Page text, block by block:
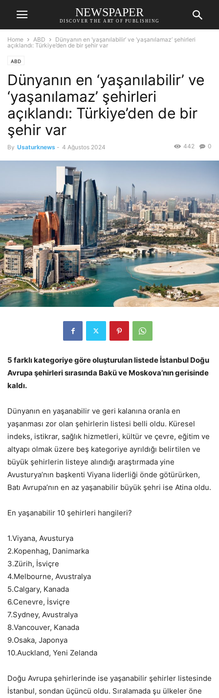
NEWSPAPER
DISCOVER THE ART OF PUBLISHING
Home ABD
Dünyanın en ‘yaşanılabilir’ ve ‘yaşanılamaz’ şehirleri
açıklandı: Türkiye’den de bir şehir var
ABD
Dünyanın en ‘yaşanılabilir’ ve
‘yaşanılamaz’ şehirleri
açıklandı: Türkiye’den de bir
şehir var
By Usaturknews - 4 Ağustos 2024 0
442
5 farklı kategoriye göre oluşturulan listede İstanbul Doğu
Avrupa şehirleri sırasında Bakü ve Moskova’nın gerisinde
kaldı.
Dünyanın en yaşanabilir ve geri kalanına oranla en
yaşanması zor olan şehirlerin listesi belli oldu. Küresel
indeks, istikrar, sağlık hizmetleri, kültür ve çevre, eğitim ve
altyapı olmak üzere beş kategoriye ayrıldığı belirtilen ve
büyük şehirlerin listeye alındığı araştırmada yine
Avusturya’nın başkenti Viyana liderliği önde götürürken,
Batı Avrupa’nın en az yaşanabilir büyük şehri ise Atina oldu.
En yaşanabilir 10 şehirleri hangileri?
1.Viyana, Avusturya
2.Kopenhag, Danimarka
3.Zürih, İsviçre
4.Melbourne, Avustralya
5.Calgary, Kanada
6.Cenevre, İsviçre
7.Sydney, Avustralya
8.Vancouver, Kanada
9.Osaka, Japonya
10.Auckland, Yeni Zelanda
Doğu Avrupa şehirlerinde ise yaşanabilir şehirler listesinde
İstanbul, sondan üçüncü oldu. Sıralamada şu ülkeler öne